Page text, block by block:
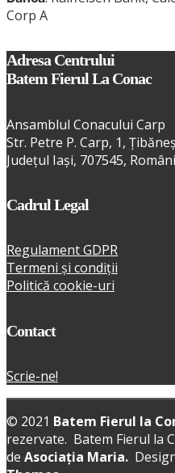
Corp A
Adresa Centrului
Batem Fierul La Conac
Ansamblul Conacului Carp
Str. Petre P. Carp, 1,
Județul Iași, 707545,
Cadrul Legal
Regulament GDPR
Termeni și condiții
Politică cookie-uri
Contact
Scrie-ne!
© 2021 Batem Fierul la
rezervate. Batem Fierul la
de Asociația Maria.